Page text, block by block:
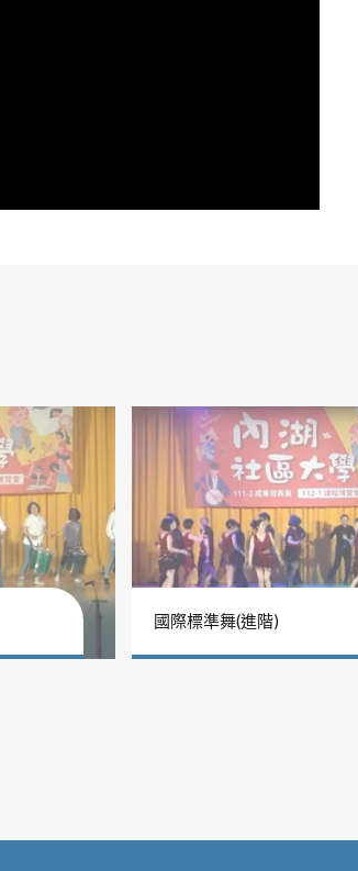
國際標準舞(進階)